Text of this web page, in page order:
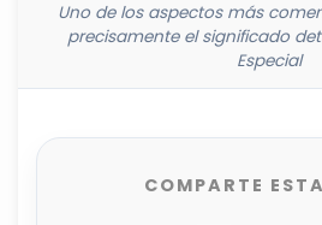
Uno de los aspectos más
precisamente el significado
Especial
COMPARTE